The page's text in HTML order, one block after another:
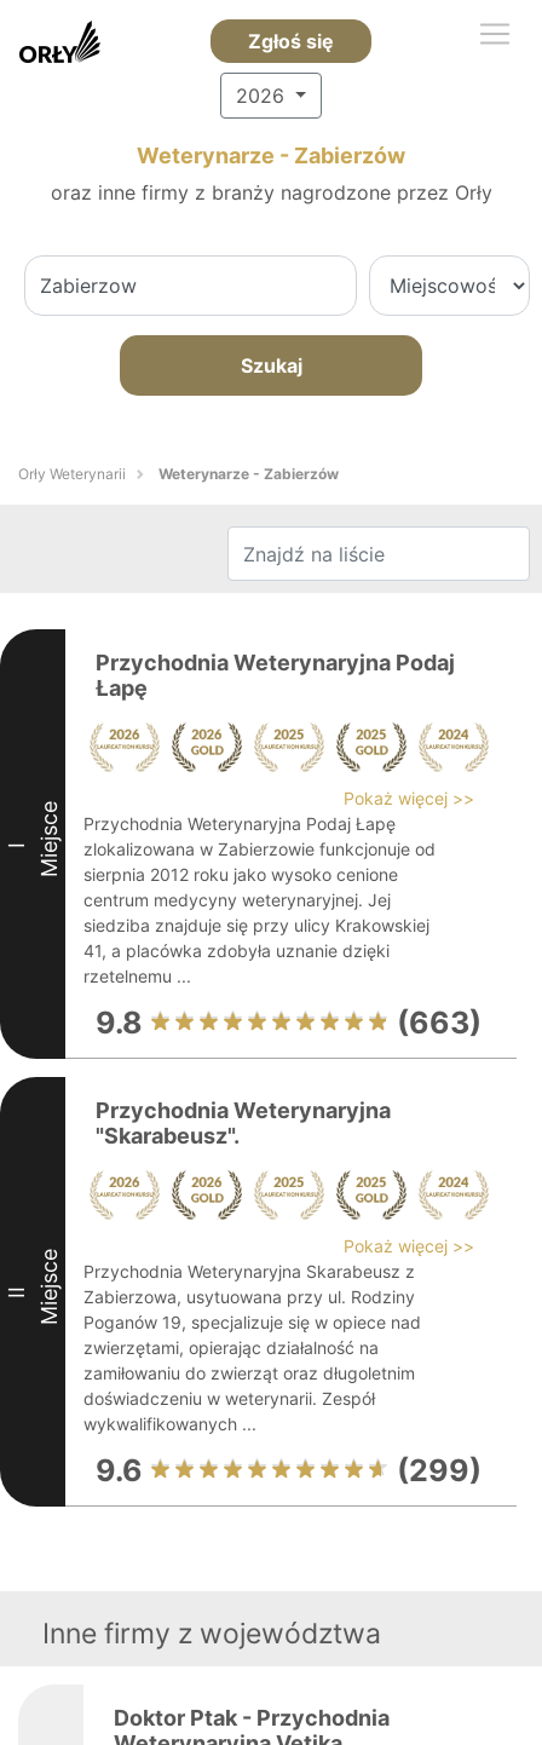
Zgłoś się
2026
Weterynarze - Zabierzów
oraz inne firmy z branży nagrodzone przez Orły
Szukaj
Orły Weterynarii Weterynarze - Zabierzów
I Miejsce
Przychodnia Weterynaryjna Podaj
Łapę
Pokaż więcej >>
Przychodnia Weterynaryjna Podaj Łapę
zlokalizowana w Zabierzowie funkcjonuje od
sierpnia 2012 roku jako wysoko cenione
centrum medycyny weterynaryjnej. Jej
siedziba znajduje się przy ulicy Krakowskiej
41, a placówka zdobyła uznanie dzięki
rzetelnemu ...
9.8 (663)
II Miejsce
Przychodnia Weterynaryjna
"Skarabeusz".
Pokaż więcej >>
Przychodnia Weterynaryjna Skarabeusz z
Zabierzowa, usytuowana przy ul. Rodziny
Poganów 19, specjalizuje się w opiece nad
zwierzętami, opierając działalność na
zamiłowaniu do zwierząt oraz długoletnim
doświadczeniu w weterynarii. Zespół
wykwalifikowanych ...
9.6 (299)
Inne firmy z województwa
Doktor Ptak - Przychodnia